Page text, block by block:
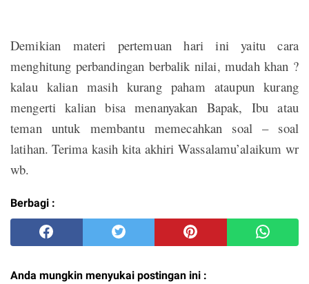
Demikian materi pertemuan hari ini yaitu cara
menghitung perbandingan berbalik nilai, mudah khan ?
kalau kalian masih kurang paham ataupun kurang
mengerti kalian bisa menanyakan Bapak, Ibu atau
teman untuk membantu memecahkan soal – soal
latihan. Terima kasih kita akhiri Wassalamu’alaikum wr
wb.
Berbagi :
Anda mungkin menyukai postingan ini :